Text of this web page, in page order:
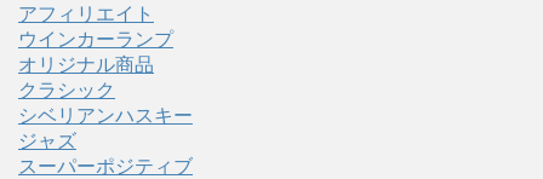
アフィリエイト
ウインカーランプ
オリジナル商品
クラシック
シベリアンハスキー
ジャズ
スーパーポジティブ